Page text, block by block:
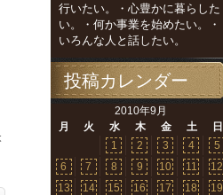
行いたい。・心豊かに暮らした
い。・何か事業を始めたい。・
いろんな人と話したい。
投稿カレンダー
2010年9月
月
火 水 木 金 土
日
1
2 3 4
5
6
7 8 9 10 11
12
13
14 15 16 17 18
19